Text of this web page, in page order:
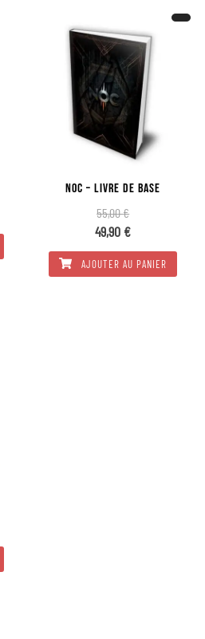
NOC – LIVRE DE BASE
55,00€
49,90 €
AJOUTER AU PANIER